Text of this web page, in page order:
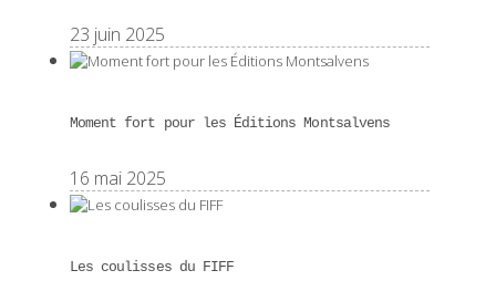
23 juin 2025
Moment fort pour les Éditions Montsalvens
16 mai 2025
Les coulisses du FIFF